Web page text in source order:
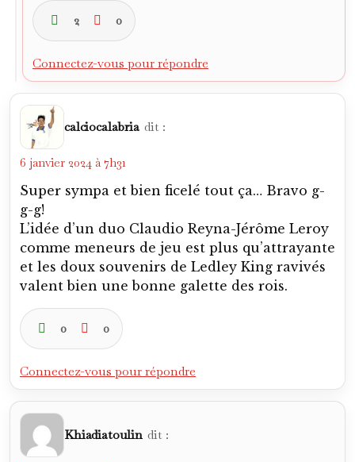
2 0
Connectez-vous pour répondre
calciocalabria dit :
6 janvier 2024 à 7h31
Super sympa et bien ficelé tout ça… Bravo g-
g-g!
L’idée d’un duo Claudio Reyna-Jérôme Leroy
comme meneurs de jeu est plus qu’attrayante
et les doux souvenirs de Ledley King ravivés
valent bien une bonne galette des rois.
0 0
Connectez-vous pour répondre
Khiadiatoulin dit :